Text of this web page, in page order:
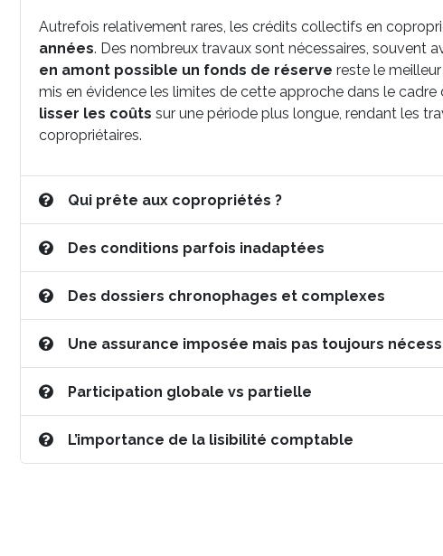
Autrefois relativement rares, les crédits collectifs en
années. Des nombreux travaux sont nécessaires, souvent
en amont possible un fonds de réserve reste le
mis en évidence les limites de cette approche dans le
lisser les coûts sur une période plus longue, rendant les
copropriétaires.
Qui prête aux copropriétés ?
Des conditions parfois inadaptées
Des dossiers chronophages et complexes
Une assurance imposée mais pas toujours
Participation globale vs partielle
L’importance de la lisibilité comptable